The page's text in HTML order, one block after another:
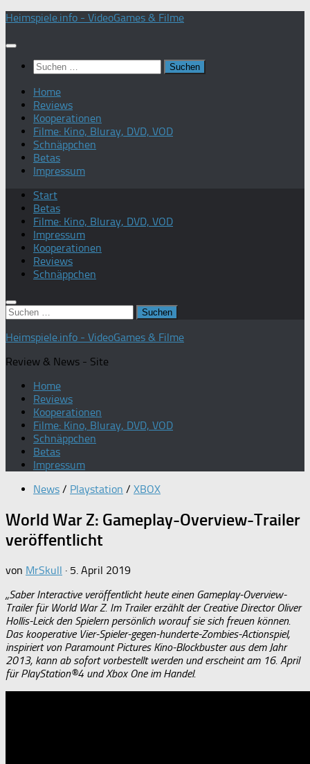
Zum
springen
Heimspiele.info - VideoGames & Filme
Suchen
nach:
Home
Reviews
Kooperationen
Filme: Kino, Bluray, DVD, VOD
Schnäppchen
Betas
Impressum
Start
Betas
Filme: Kino, Bluray, DVD, VOD
Impressum
Kooperationen
Reviews
Schnäppchen
Suchen
nach:
Heimspiele.info - VideoGames & Filme
Review & News - Site
Home
Reviews
Kooperationen
Filme: Kino, Bluray, DVD, VOD
Schnäppchen
Betas
Impressum
News / Playstation / XBOX
World War Z: Gameplay-Overview-Trailer
veröffentlicht
von MrSkull · 5. April 2019
„Saber Interactive veröffentlicht heute einen Gameplay-Overview-
Trailer für World War Z. Im Trailer erzählt der Creative Director Oliver
Hollis-Leick den Spielern persönlich worauf sie sich freuen können.
Das kooperative Vier-Spieler-gegen-hunderte-Zombies-Actionspiel,
inspiriert von Paramount Pictures Kino-Blockbuster aus dem Jahr
2013, kann ab sofort vorbestellt werden und erscheint am 16. April
für PlayStation®4 und Xbox One im Handel.